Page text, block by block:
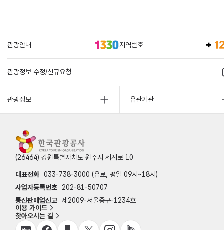
관광안내 지역번호
관광정보 수정/신규요청
관광정보 유관기관
(26464) 강원특별자치도 원주시 세계로 10
대표전화 033-738-3000 (유료, 평일 09시~18시)
사업자등록번호
202-81-50707
통신판매업신고 제2009-서울중구-1234호
이용 가이드
찾아오시는 길